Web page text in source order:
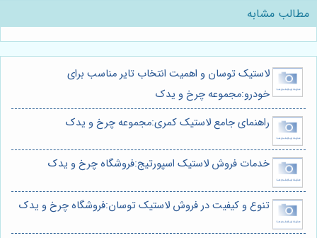
مطالب مشابه
لاستیک توسان و اهمیت انتخاب تایر مناسب برای
خودرو:مجموعه چرخ و یدک
راهنمای جامع لاستیک کمری:مجموعه چرخ و یدک
خدمات فروش لاستیک اسپورتیج:فروشگاه چرخ و یدک
تنوع و کیفیت در فروش لاستیک توسان:فروشگاه چرخ و یدک